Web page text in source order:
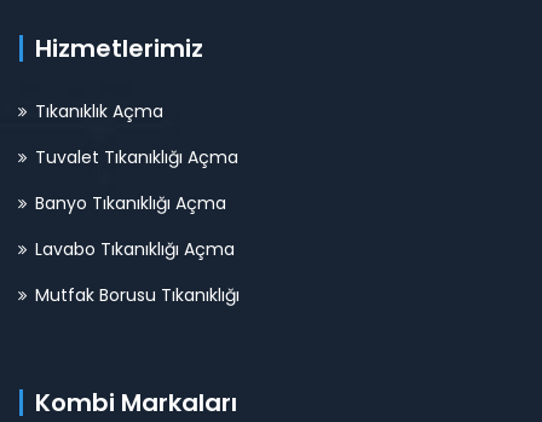
Hizmetlerimiz
Tıkanıklık Açma
Tuvalet Tıkanıklığı Açma
Banyo Tıkanıklığı Açma
Lavabo Tıkanıklığı Açma
Mutfak Borusu Tıkanıklığı
Kombi Markaları